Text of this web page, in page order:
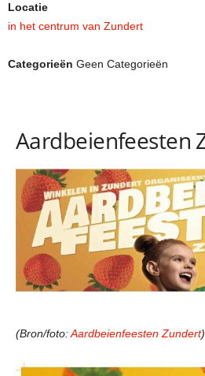
Locatie
in het centrum van Zundert
Categorieën Geen Categorieën
Aardbeienfeesten
(Bron/foto:Aardbeienfeesten Zundert)